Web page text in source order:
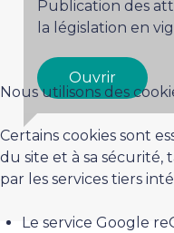
Publication des
la législation en
Ouvrir
Nous utilisons des
Certains cookies sont
du site et à sa sécurité,
par les services tiers
Le service Google